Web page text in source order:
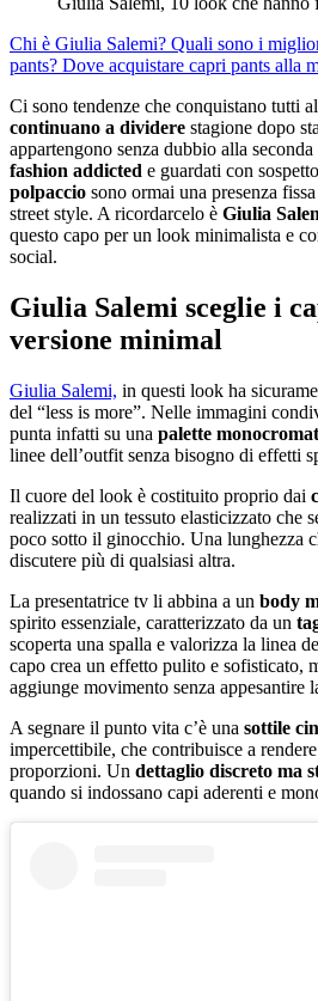
Chi è Giulia Salemi? Quali sono i
pants? Dove acquistare capri pants alla
Ci sono tendenze che conquistano tutti
continuano a dividere stagione dopo
appartengono senza dubbio alla
fashion addicted e guardati con
polpaccio sono ormai una presenza
street style. A ricordarcelo è Giulia
questo capo per un look minimalista e
social.
Giulia Salemi sceglie i
versione minimal
Giulia Salemi, in questi look ha
del “less is more”. Nelle immagini
punta infatti su una palette
linee dell’outfit senza bisogno di effetti
Il cuore del look è costituito proprio dai
realizzati in un tessuto elasticizzato che
poco sotto il ginocchio. Una lunghezza
discutere più di qualsiasi altra.
La presentatrice tv li abbina a un body
spirito essenziale, caratterizzato da un
scoperta una spalla e valorizza la linea
capo crea un effetto pulito e sofisticato,
aggiunge movimento senza appesantire
A segnare il punto vita c’è una sottile
impercettibile, che contribuisce a
proporzioni. Un dettaglio discreto ma
quando si indossano capi aderenti e